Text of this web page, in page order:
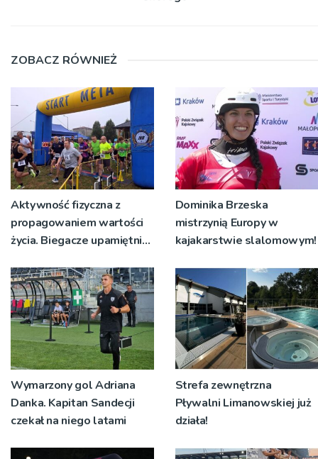
ZOBACZ RÓWNIEŻ
Aktywność fizyczna z
propagowaniem wartości
życia. Biegacze upamiętnili
Dominika Brzeska
mistrzynią Europy w
kajakarstwie slalomowym!
Wymarzony gol Adriana
Danka. Kapitan Sandecji
czekał na niego latami
Strefa zewnętrzna
Pływalni Limanowskiej już
działa!